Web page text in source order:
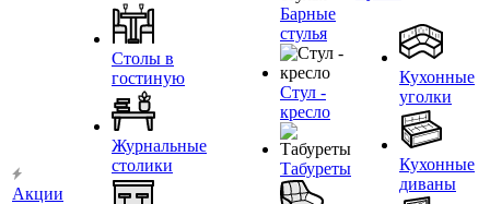
Акции
Столы в
гостиную
Журнальные
столики
Барные
стулья
Стул -
кресло
Табуреты
Кухонные
уголки
Кухонные
диваны